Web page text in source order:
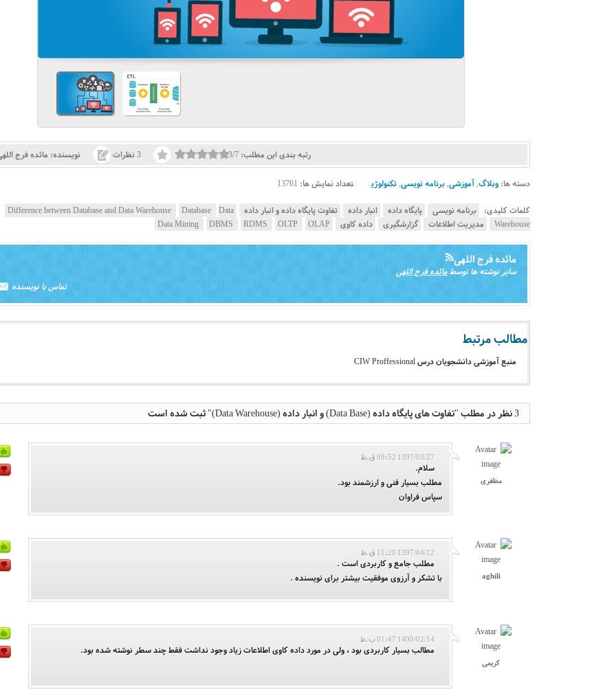
نویسنده: مائده فرج 3 نظرات رتبه بندی این مطلب:3/7
دسته ها: وبلاگ,آموزشی,برنامه نویسی,تکنولوژی تعداد نمایش ها:
کلمات کلیدی: برنامه نویسی پایگاه داده انبار داده تفاوت پایگاه داده و انبار داده Difference between Database and Data Warehouse Database
Data
Warehouse
مدیریت اطلاعات گزارشگیری داده کاوی Data Mining DBMS RDMS OLTP OLAP
مائده فرج اللهی
سایر نوشته ها توسطمائده فرج اللهی
تماس با نویسنده
مطالب مرتبط
منبع آموزشی دانشجویان درس CIW Proffessional
3 نظر در مطلب "تفاوت های پایگاه داده (Data Base) و انبار داده (Data Warehouse)" ثبت شده است
مظفری
1397/03/27 09:52 ق.ظ
سلام.
مطلب بسیار فنی و ارزشمند بود.
سپاس فراوان
aghili
1397/04/12 11:20 ق.ظ
مطلب جامع و کاربردی است .
با تشکر و آرزوی موفقیت بیشتر برای نویسنده .
کریمی
1400/02/14 01:47 ب.ظ
مطالب بسیار کاربردی بود ، ولی در مورد داده کاوی اطلاعات زیاد وجود نداشت فقط چند سطر نوشته شده بود.